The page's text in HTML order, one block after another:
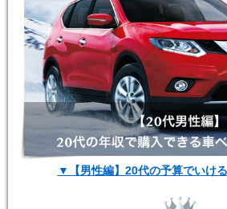
▼【男性編】20代の予算でいけ